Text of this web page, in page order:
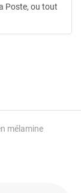
mélamine
Poste, ou tout